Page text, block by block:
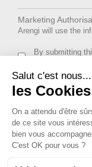
Marketing
Arengi will use the
By submitting
We use MailChimp
MailChimp’s privacy
Anti-Robot
Click to